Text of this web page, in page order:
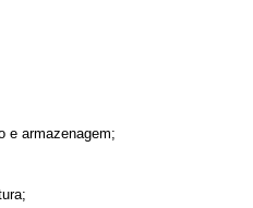
e armazenagem;